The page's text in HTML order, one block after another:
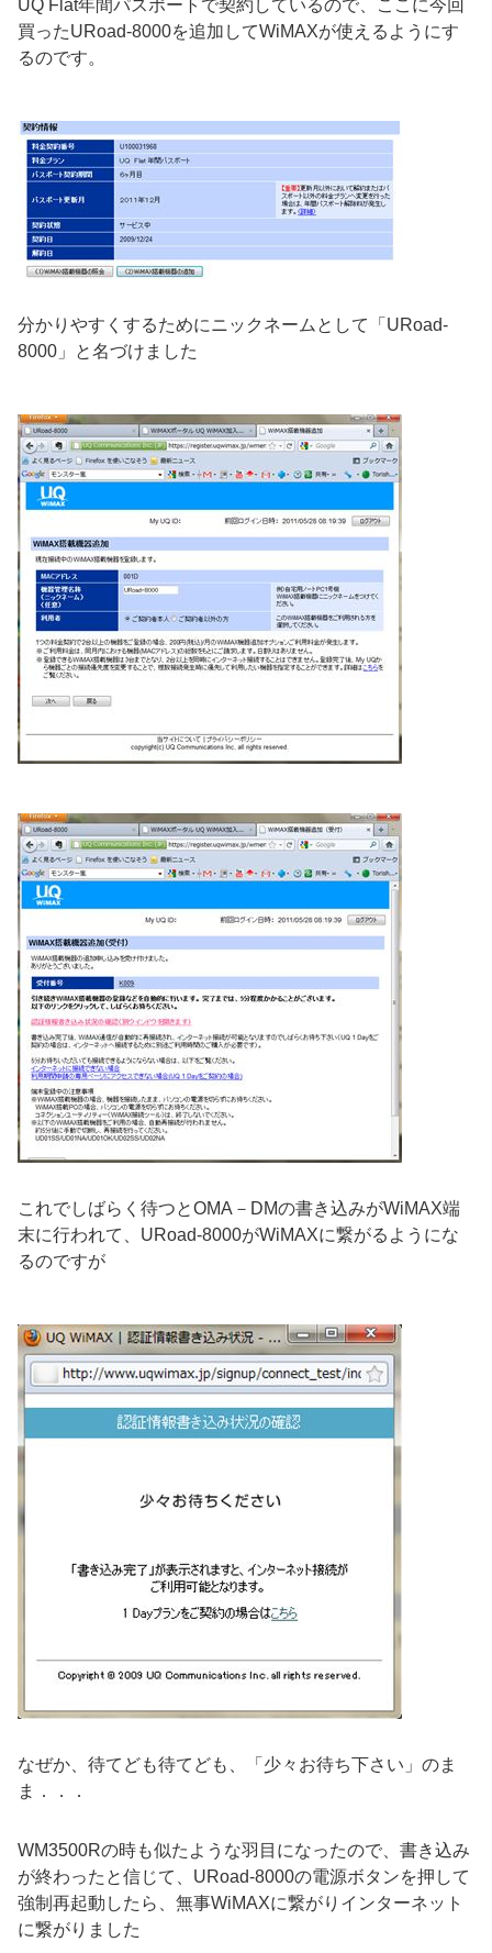
UQ Flat年間パスポートで契約しているので、ここに今回
買ったURoad-8000を追加してWiMAXが使えるようにす
るのです。
分かりやすくするためにニックネームとして「URoad-
8000」と名づけました
これでしばらく待つとOMA－DMの書き込みがWiMAX端
末に行われて、URoad-8000がWiMAXに繋がるようにな
るのですが
なぜか、待てども待てども、「少々お待ち下さい」のま
ま．．．
WM3500Rの時も似たような羽目になったので、書き込み
が終わったと信じて、URoad-8000の電源ボタンを押して
強制再起動したら、無事WiMAXに繋がりインターネット
に繋がりました